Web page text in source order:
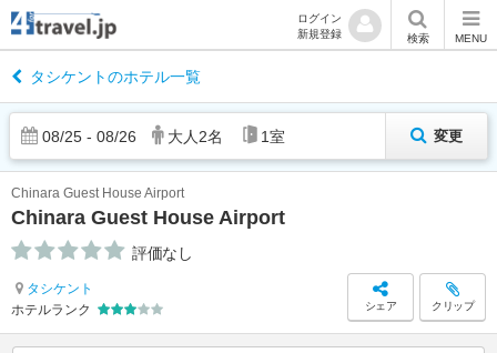
ログイン
新規登録
検索 MENU
タシケントのホテル一覧
08/25 - 08/26 大人 2名 1室 変更
Chinara Guest House Airport
Chinara Guest House Airport
評価なし
タシケント
ホテルランク
シェア クリップ